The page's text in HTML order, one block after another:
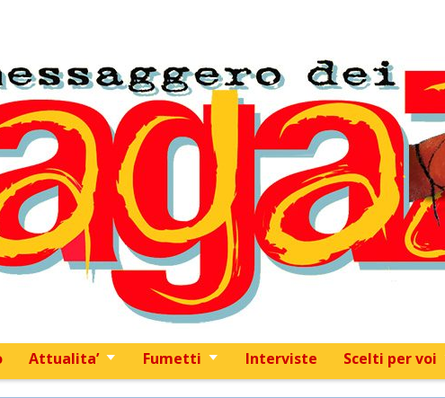
Skip to content
Attualita’ Fumetti Interviste Scelti per voi